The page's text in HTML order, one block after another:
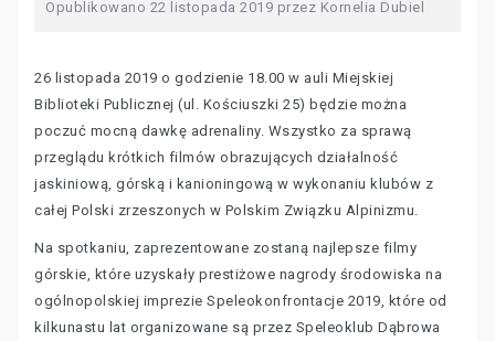
Opublikowano 22 listopada 2019 przez Kornelia Dubiel
26 listopada 2019 o godzienie 18.00 w auli Miejskiej
Biblioteki Publicznej (ul. Kościuszki 25) będzie można
poczuć mocną dawkę adrenaliny. Wszystko za sprawą
przeglądu krótkich filmów obrazujących działalność
jaskiniową, górską i kanioningową w wykonaniu klubów z
całej Polski zrzeszonych w Polskim Związku Alpinizmu.
Na spotkaniu, zaprezentowane zostaną najlepsze filmy
górskie, które uzyskały prestiżowe nagrody środowiska na
ogólnopolskiej imprezie Speleokonfrontacje 2019, które od
kilkunastu lat organizowane są przez Speleoklub Dąbrowa